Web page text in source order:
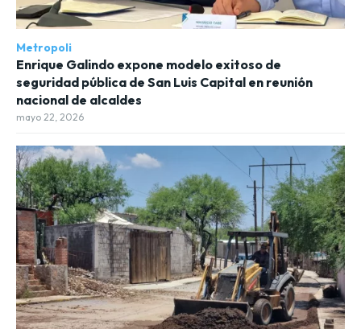
Metropoli
Enrique Galindo expone modelo exitoso de
seguridad pública de San Luis Capital en reunión
nacional de alcaldes
mayo 22, 2026